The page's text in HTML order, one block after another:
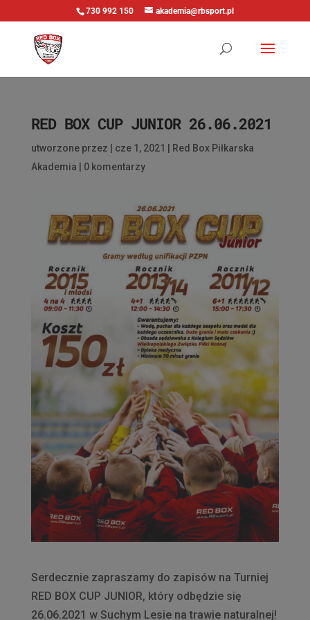
730 992 150 akademia@rbsport.pl
RED BOX CUP JUNIOR 26.06.2021
utworzone przez cze 1, 2021
Red Box Piłkarska
Akademia
0 komentarzy
Serdecznie zapraszamy do zapisów na Turniej
RED BOX CUP JUNIOR, który odbędzie się
26.06.2021 w Suchym Lesie na trawie naturalnej!